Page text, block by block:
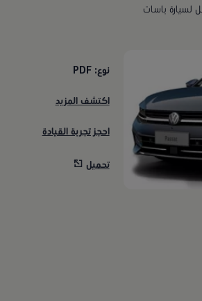
لسيارة باسات
نوع: PDF
اكتشف المزيد
احجز تجربة القيادة
تحميل